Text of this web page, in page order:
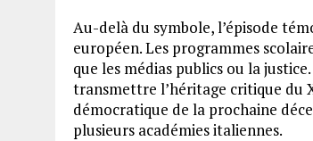
Au-delà du symbole, l’épisode
européen. Les programmes
que les médias publics ou la
transmettre l’héritage critique du
démocratique de la prochaine
plusieurs académies italiennes.